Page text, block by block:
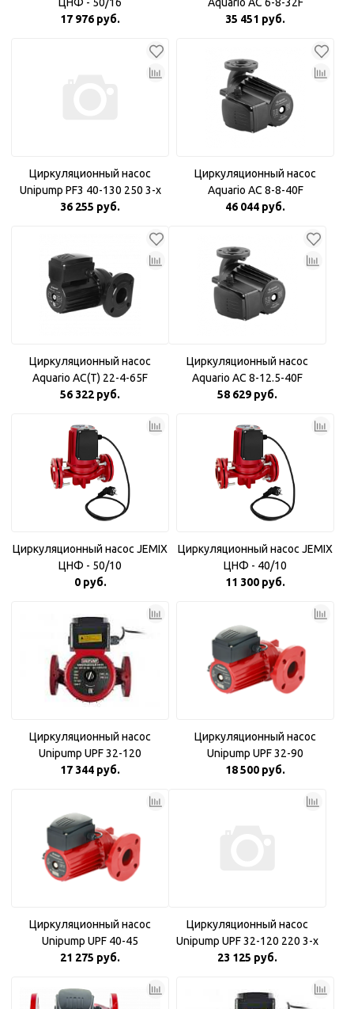
17 976 руб.
35 451 руб.
Циркуляционный насос
Unipump PF3 40-130 250 3-х
скоростной
36 255 руб.
Циркуляционный насос
Aquario AC 8-8-40F
46 044 руб.
Циркуляционный насос
Aquario AC(T) 22-4-65F
56 322 руб.
Циркуляционный насос
Aquario AC 8-12.5-40F
58 629 руб.
Циркуляционный насос JEMIX
ЦНФ - 50/10
0 руб.
Циркуляционный насос JEMIX
ЦНФ - 40/10
11 300 руб.
Циркуляционный насос
Unipump UPF 32-120
17 344 руб.
Циркуляционный насос
Unipump UPF 32-90
18 500 руб.
Циркуляционный насос
Unipump UPF 40-45
21 275 руб.
Циркуляционный насос
Unipump UPF 32-120 220 3-х
скоростной
23 125 руб.